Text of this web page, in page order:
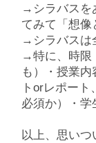
→シラバスを
てみて「想
→シラバスは
→特に、時限
も）・授業
ト orレポート
必須か）・
以上、思い